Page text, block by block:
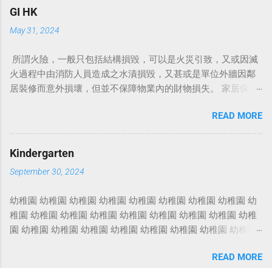
C
o
m
n
t
GI HK
May 31, 2024
所謂火險，一般只包括結構損毀，可以是火災引致，又或因滅
火過程中由消防人員造成之水漬損毀，又甚或是單位外牆因鄰
居裝修而意外損壞，但並不保障物業內的財物損失。 家居保險
邊間好 家居保險漏水 家居保險火險 村屋家居保險 家居裝修保
險 家居保險範圍 家居保險幾時買 例如颱風、閃電或爆竊等，
而且更會賠償因居所不能入住而導致的臨時居所費用。 銀行上
會時要求買的火險主要承保建築樓宇結構，即是天花、地板、
窗台等損毀，家居財物及裝修等損失則不保。 另外，火災以外
險 家居保險推介 火險 火險報價 按揭火險 火險比較 火
險最平 火險保費 家居火險 火險價錢 樓宇火險 火災險
火災保險 樓宇結構保險 投保火險需要什麼資料 若然家中發
大堂水浸，升降機亦損毀。 事面上的涉及物業的保險林林總
READ MORE
Kindergarten
September 30, 2024
幼稚園 幼稚園 幼稚園 幼稚園 幼稚園 幼稚園 幼稚園 幼稚園 幼
稚園 幼稚園 幼稚園 幼稚園 幼稚園 幼稚園 幼稚園 幼稚園 幼稚
園 幼稚園 幼稚園 幼稚園 幼稚園 幼稚園 幼稚園 幼稚園 幼稚園
稚園 幼稚園 幼稚園 幼稚園 幼稚園 幼稚園 幼稚園 幼稚園 幼稚
READ MORE